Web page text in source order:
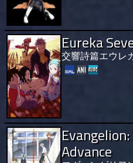
Eureka
交響詩篇エウレ
Evangelion:
Advance